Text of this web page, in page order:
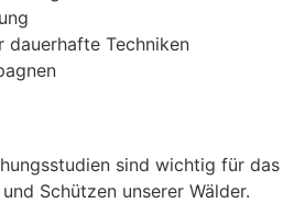
dauerhafte Techniken
sind wichtig für das
Schützen unserer Wälder.